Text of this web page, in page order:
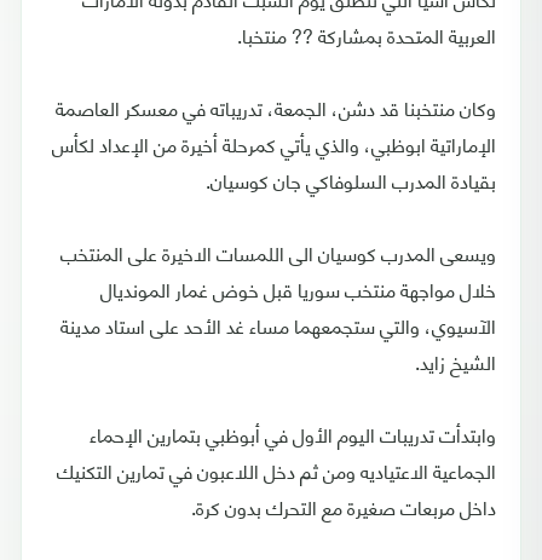
العربية المتحدة بمشاركة ?? منتخبا.
وكان منتخبنا قد دشن، الجمعة، تدريباته في معسكر العاصمة
الإماراتية ابوظبي، والذي يأتي كمرحلة أخيرة من الإعداد لكأس
بقيادة المدرب السلوفاكي جان كوسيان.
ويسعى المدرب كوسيان الى اللمسات الاخيرة على المنتخب
خلال مواجهة منتخب سوريا قبل خوض غمار المونديال
الآسيوي، والتي ستجمعهما مساء غد الأحد على استاد مدينة
الشيخ زايد.
وابتدأت تدريبات اليوم الأول في أبوظبي بتمارين الإحماء
الجماعية الاعتياديه ومن ثم دخل اللاعبون في تمارين التكنيك
داخل مربعات صغيرة مع التحرك بدون كرة.